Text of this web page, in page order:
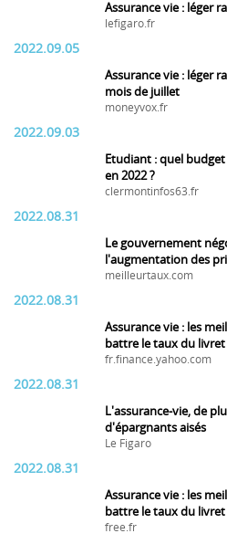
Assurance vie : léger
lefigaro.fr
2022.09.05
Assurance vie : léger
mois de juillet
moneyvox.fr
2022.09.03
Etudiant : quel
en 2022 ?
clermontinfos63.fr
2022.08.31
Le gouvernement
l'augmentation des
meilleurtaux.com
2022.08.31
Assurance vie : les
battre le taux du livret
fr.finance.yahoo.com
2022.08.31
L'assurance-vie, de
d'épargnants aisés
Le Figaro
2022.08.31
Assurance vie : les
battre le taux du livret
free.fr